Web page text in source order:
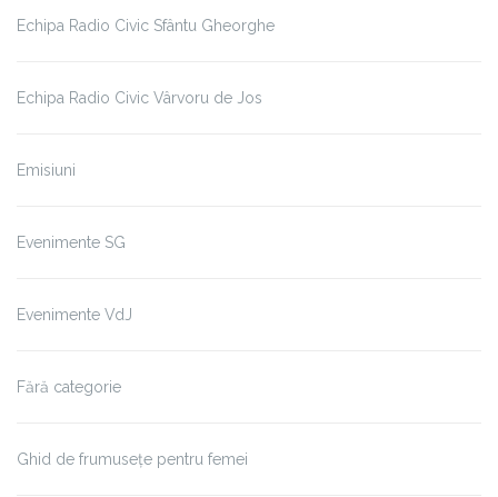
Echipa Radio Civic Sfântu Gheorghe
Echipa Radio Civic Vârvoru de Jos
Emisiuni
Evenimente SG
Evenimente VdJ
Fără categorie
Ghid de frumusețe pentru femei